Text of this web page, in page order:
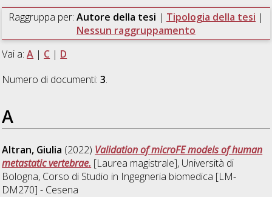
Raggruppa per: Autore della tesi | Tipologia della tesi |
Nessun raggruppamento
Vai a:A | C | D
Numero di documenti:3.
A
Altran, Giulia (2022) Validation of microFE models of human
metastatic vertebrae. [Laurea magistrale], Università di
Bologna, Corso di Studio in Ingegneria biomedica [LM-
DM270] - Cesena